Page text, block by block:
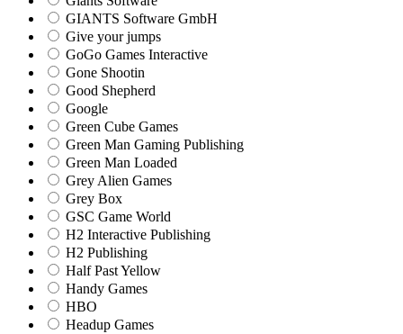
GIANTS Software GmbH
Give your jumps
GoGo Games Interactive
Gone Shootin
Good Shepherd
Google
Green Cube Games
Green Man Gaming Publishing
Green Man Loaded
Grey Alien Games
Grey Box
GSC Game World
H2 Interactive Publishing
H2 Publishing
Half Past Yellow
Handy Games
HBO
Headup Games